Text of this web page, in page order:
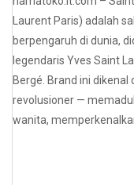
Laurent Paris) adalah
berpengaruh di dunia,
legendaris Yves Saint
Bergé. Brand ini dikenal
revolusioner —
wanita,